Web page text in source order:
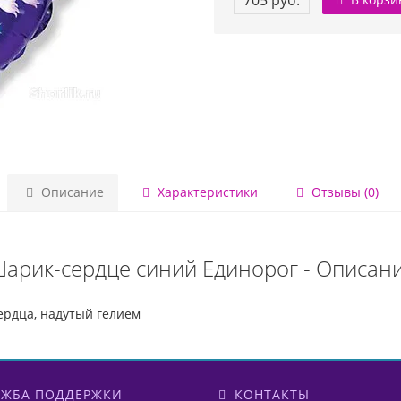
Описание Характеристики Отзывы (0)
сердце синий Единорог -
надутый гелием
ПОДДЕРЖКИ КОНТАКТЫ